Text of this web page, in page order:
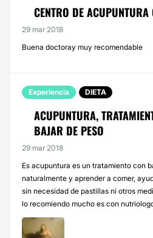
CENTRO DE
29 mar 2018
Buena doctoray muy recomendable
Experiencia DIETA
ACUPUNTURA,
BAJAR DE PESO
29 mar 2018
Es acupuntura es un tratamiento con
naturalmente y aprender a comer,
sin necesidad de pastillas ni otros
lo recomiendo mucho es con